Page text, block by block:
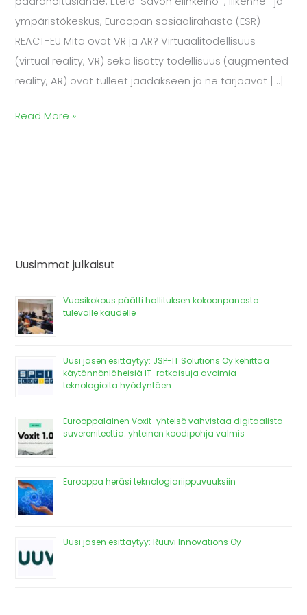
ympäristökeskus, Euroopan sosiaalirahasto (ESR)
REACT-EU Mitä ovat VR ja AR? Virtuaalitodellisuus
(virtual reality, VR) sekä lisätty todellisuus (augmented
reality, AR) ovat tulleet jäädäkseen ja ne tarjoavat […]
Read More »
Uusimmat julkaisut
Vuosikokous päätti hallituksen kokoonpanosta
tulevalle kaudelle
Uusi jäsen esittäytyy: JSP-IT Solutions Oy kehittää
käytännönläheisiä IT-ratkaisuja avoimia
teknologioita hyödyntäen
Eurooppalainen Voxit-yhteisö vahvistaa digitaalista
suvereniteettia: yhteinen koodipohja valmis
Eurooppa heräsi teknologiariippuvuuksiin
Uusi jäsen esittäytyy: Ruuvi Innovations Oy